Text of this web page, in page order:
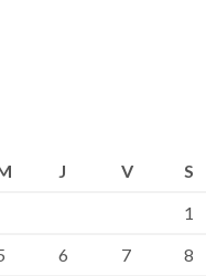
J V S
1
6 7 8